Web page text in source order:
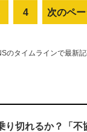
4 次のペ
のタイムラインで最新記
切れるか？「不